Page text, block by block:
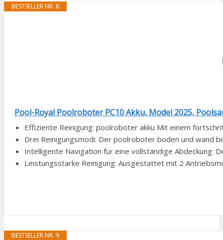
BESTSELLER NR. 8
Pool-Royal Poolroboter PC10 Akku, Model 2025,
Effiziente Reinigung: poolroboter akku Mit einem
Drei Reinigungsmodi: Der poolroboter boden und wand
Intelligente Navigation für eine vollständige Abdeckung:
Leistungsstarke Reinigung: Ausgestattet mit 2
BESTSELLER NR. 9